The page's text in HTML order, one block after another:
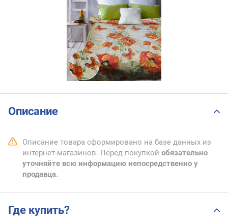
Описание
Описание товара сформировано на базе данных из
интернет-магазинов. Перед покупкой обязательно
уточняйте всю информацию непосредственно у
продавца.
Где купить?